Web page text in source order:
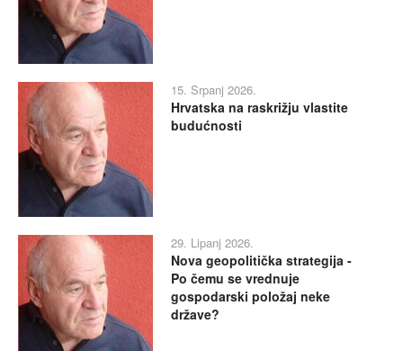
15. Srpanj 2026.
Hrvatska na raskrižju vlastite
budućnosti
29. Lipanj 2026.
Nova geopolitička strategija -
Po čemu se vrednuje
gospodarski položaj neke
države?